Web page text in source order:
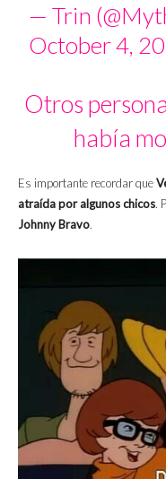
— Trin
October 4,
Otros
había
Es importante recordar que
atraída por algunos chicos.
Johnny Bravo.